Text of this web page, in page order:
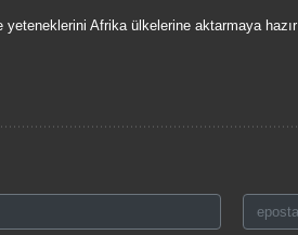
yeteneklerini Afrika ülkelerine aktarmaya hazır